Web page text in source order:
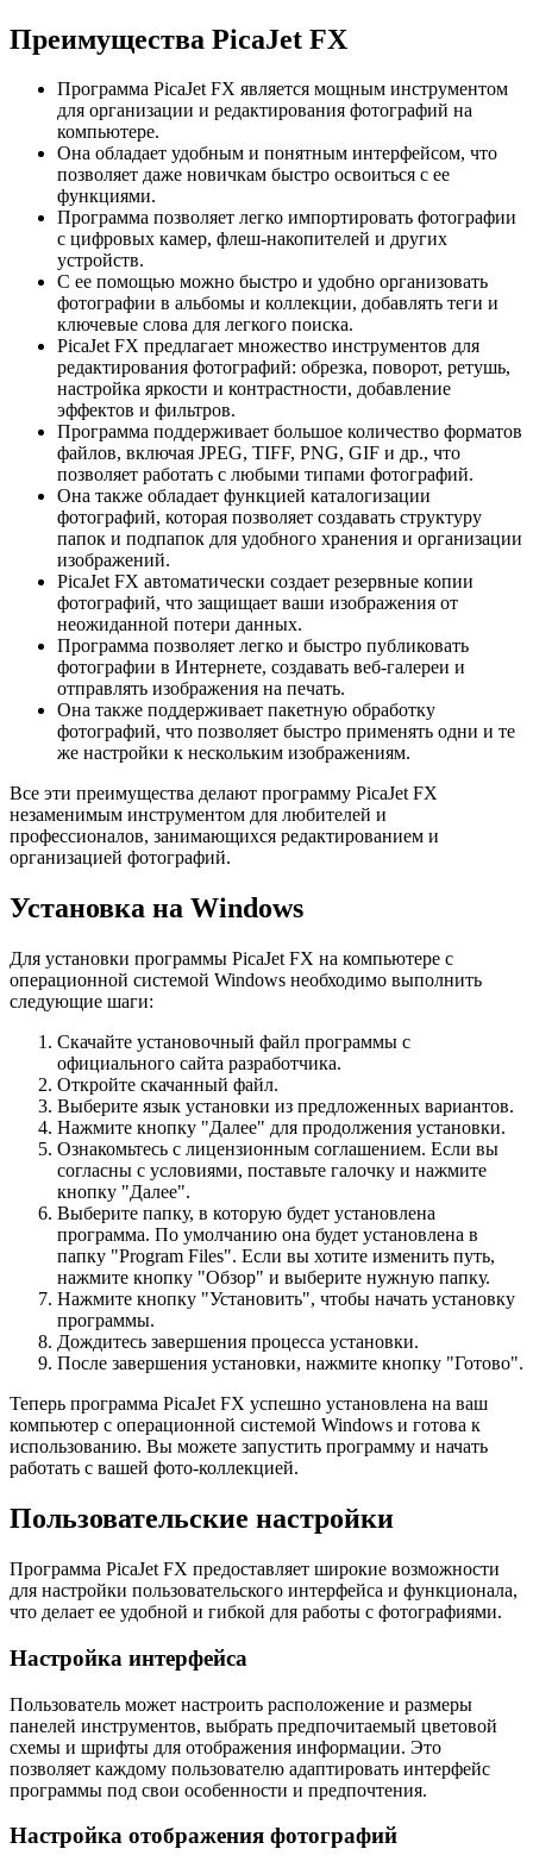
Преимущества PicaJet FX
Программа PicaJet FX является мощным инструментом
для организации и редактирования фотографий на
компьютере.
Она обладает удобным и понятным интерфейсом, что
позволяет даже новичкам быстро освоиться с ее
функциями.
Программа позволяет легко импортировать фотографии
с цифровых камер, флеш-накопителей и других
устройств.
С ее помощью можно быстро и удобно организовать
фотографии в альбомы и коллекции, добавлять теги и
ключевые слова для легкого поиска.
PicaJet FX предлагает множество инструментов для
редактирования фотографий: обрезка, поворот, ретушь,
настройка яркости и контрастности, добавление
эффектов и фильтров.
Программа поддерживает большое количество форматов
файлов, включая JPEG, TIFF, PNG, GIF и др., что
позволяет работать с любыми типами фотографий.
Она также обладает функцией каталогизации
фотографий, которая позволяет создавать структуру
папок и подпапок для удобного хранения и организации
изображений.
PicaJet FX автоматически создает резервные копии
фотографий, что защищает ваши изображения от
неожиданной потери данных.
Программа позволяет легко и быстро публиковать
фотографии в Интернете, создавать веб-галереи и
отправлять изображения на печать.
Она также поддерживает пакетную обработку
фотографий, что позволяет быстро применять одни и те
же настройки к нескольким изображениям.
Все эти преимущества делают программу PicaJet FX
незаменимым инструментом для любителей и
профессионалов, занимающихся редактированием и
организацией фотографий.
Установка на Windows
Для установки программы PicaJet FX на компьютере с
операционной системой Windows необходимо выполнить
следующие шаги:
Скачайте установочный файл программы с
официального сайта разработчика.
Откройте скачанный файл.
Выберите язык установки из предложенных вариантов.
Нажмите кнопку "Далее" для продолжения установки.
Ознакомьтесь с лицензионным соглашением. Если вы
согласны с условиями, поставьте галочку и нажмите
кнопку "Далее".
Выберите папку, в которую будет установлена
программа. По умолчанию она будет установлена в
папку "Program Files". Если вы хотите изменить путь,
нажмите кнопку "Обзор" и выберите нужную папку.
Нажмите кнопку "Установить", чтобы начать установку
программы.
Дождитесь завершения процесса установки.
После завершения установки, нажмите кнопку "Готово".
Теперь программа PicaJet FX успешно установлена на ваш
компьютер с операционной системой Windows и готова к
использованию. Вы можете запустить программу и начать
работать с вашей фото-коллекцией.
Пользовательские настройки
Программа PicaJet FX предоставляет широкие возможности
для настройки пользовательского интерфейса и функционала,
что делает ее удобной и гибкой для работы с фотографиями.
Настройка интерфейса
Пользователь может настроить расположение и размеры
панелей инструментов, выбрать предпочитаемый цветовой
схемы и шрифты для отображения информации. Это
позволяет каждому пользователю адаптировать интерфейс
программы под свои особенности и предпочтения.
Настройка отображения фотографий